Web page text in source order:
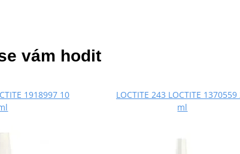
vám hodit
1918997 10
LOCTITE 243 LOCTITE 1370559
ml